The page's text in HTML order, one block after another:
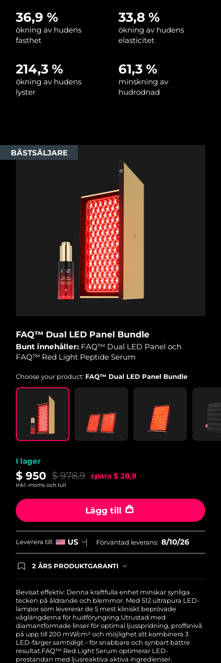
36,9 %
ökning av hudens
fasthet
33,8 %
ökning av hudens
elasticitet
214,3 %
ökning av hudens
lyster
61,3 %
minskning av
hudrodnad
BÄSTSÄLJARE
FAQ™ Dual LED Panel Bundle
Bunt innehåller: FAQ™ Dual LED Panel och
FAQ™ Red Light Peptide Serum
Choose your product: FAQ™ Dual LED Panel Bundle
I lager
$ 950 $ 978,9 spara $ 28,9
Inkl. moms och tull
Lägg till
Leverera till: US Förväntad leverans: 8/10/26
2 ÅRS PRODUKTGARANTI
utan extra kostnad om du får problem med den
inom två år efter inköpsdatum.
Bevisat effektiv: Denna kraftfulla enhet minskar synliga
tecken på åldrande och blemmor. Med 512 ultrapura LED-
lampor som levererar de 5 mest kliniskt beprövade
våglängderna för hudföryngring.Utrustad med
diamantformade linser för optimal ljusspridning, proffsnivå
på upp till 200 mW/cm² och möjlighet att kombinera 3
LED-färger samtidigt – för snabbare och synbart bättre
resultat.FAQ™ Red Light Serum optimerar LED-
prestandan med ljusreaktiva aktiva ingredienser.
Slovakien Förväntad leverans
Slovenien Förväntad leverans
Sydafrika Förväntad leverans
Sydkorea Förväntad leverans
Schweiz Förväntad leverans
Förväntad leverans
Förväntad leverans
Förväntad leverans
Arabemiraten
Förväntad leverans
Storbritannien Förväntad leverans
Uzbekistan Förväntad leverans
Vietnam Förväntad leverans